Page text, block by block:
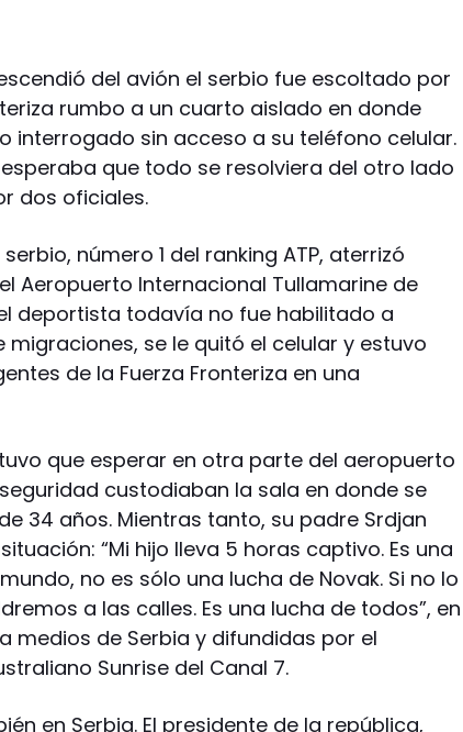
del avión el serbio fue escoltado por
rumbo a un cuarto aislado en donde
interrogado sin acceso a su teléfono celular.
que todo se resolviera del otro lado
dos oficiales.
número 1 del ranking ATP, aterrizó
Aeropuerto Internacional Tullamarine de
deportista todavía no fue habilitado a
se le quitó el celular y estuvo
de la Fuerza Fronteriza en una
que esperar en otra parte del aeropuerto
custodiaban la sala en donde se
34 años. Mientras tanto, su padre Srdjan
“Mi hijo lleva 5 horas captivo. Es una
no es sólo una lucha de Novak. Si no lo
a las calles. Es una lucha de todos”, en
medios de Serbia y difundidas por el
Sunrise del Canal 7.
en Serbia. El presidente de la república,